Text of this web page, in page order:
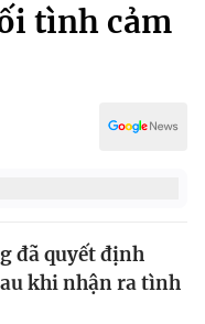
tình cảm
đã quyết định
khi nhận ra tình